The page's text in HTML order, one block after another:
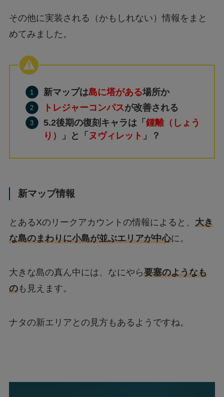
その他に実装される（かもしれない）情報をまと
めてみました。
新マップは島に塔がある場所か
トレジャーコンパスが改善される
5.2後期の復刻キャラは「鍾離（しょう
り）
」と「 ヌヴィレット 」？
新マップ情報
とあるXのリークアカウントの情報によると、 大き
な島のまわりに小島が並ぶエリアが中心に。
大きな島の真ん中には、なにやら要塞のようなも
のも見えます。
ナタの新エリアとの見方もあるようですね。